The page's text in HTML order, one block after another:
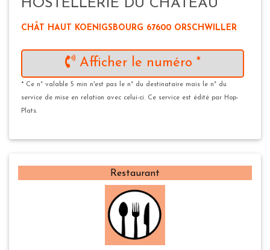
HOSTELLERIE DU CHATEAU
CHÂT HAUT KOENIGSBOURG 67600 ORSCHWILLER
Afficher le numéro *
* Ce n° valable 5 min n'est pas le n° du destinataire mais le n° du
service de mise en relation avec celui-ci. Ce service est édité par Hop-
Plats.
Restaurant